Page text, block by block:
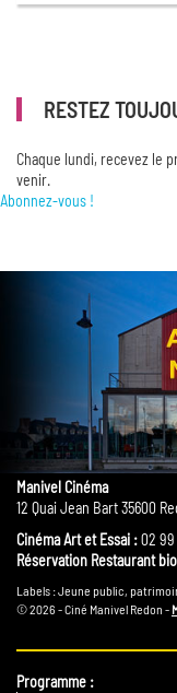
RESTEZ
Chaque lundi, recevez le
venir.
Abonnez-vous !
Manivel Cinéma
12 Quai Jean Bart 35600
Cinéma Art et Essai :02
Réservation Restaurant
Labels : Jeune public,
© 2026 - Ciné Manivel Redon -
Programme